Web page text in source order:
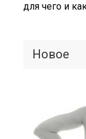
для чего и
Новое